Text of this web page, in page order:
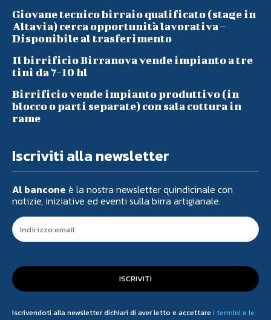
Giovane tecnico birraio qualificato (stage in
Altavia) cerca opportunità lavorativa –
Disponibile al trasferimento
Il birrificio Birranova vende impianto a tre
tini da 7-10 hl
Birrificio vende impianto produttivo (in
blocco o parti separate) con sala cottura in
rame
Iscriviti alla newsletter
Al bancone è la nostra newsletter quindicinale con
notizie, iniziative ed eventi sulla birra artigianale.
ISCRIVITI
Iscrivendoti alla newsletter dichiari di aver letto e accettare i termini e le